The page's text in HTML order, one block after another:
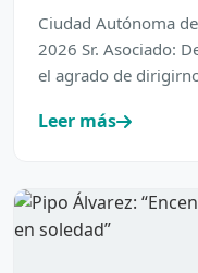
Ciudad Autónoma
2026 Sr. Asociado:
el agrado de
Leer más